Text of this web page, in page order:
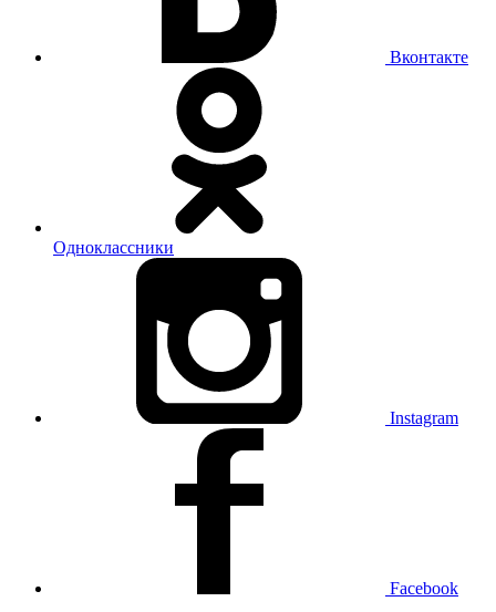
Вконтакте
Одноклассники
Instagram
Facebook